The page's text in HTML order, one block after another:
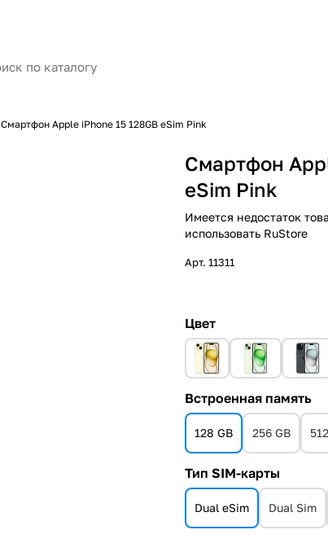
Смартфон Apple iPhone 15 128GB eSim Pink
Смартфон
eSim Pink
Имеется недостаток
использовать RuStore
Арт.11311
Цвет
Встроенная память
128 GB 256 GB
Тип SIM-карты
Dual eSim Dual Sim